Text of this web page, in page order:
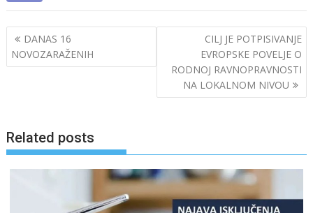
Post
navigation
DANAS 16
NOVOZARAŽENIH
CILJ JE POTPISIVANJE
EVROPSKE POVELJE O
RODNOJ RAVNOPRAVNOSTI
NA LOKALNOM NIVOU
Related posts